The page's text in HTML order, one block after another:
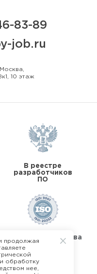
83-89
job.ru
10 этаж
В реестре
разработчиков
ПО
Стандарты качества
продолжая
и обработку
нее,